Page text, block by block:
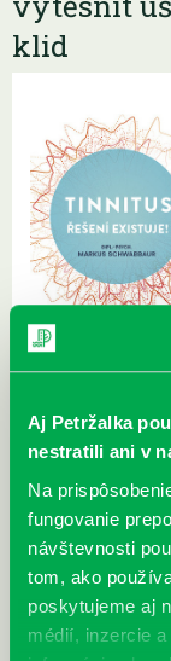
Aj Petržalka
nestratili ani v
Na
fungovanie
návštevnosti
tom, ako
poskytujeme aj
médií, inzercie
klid